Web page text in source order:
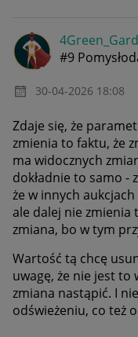
#9
‎30-04-2026 18:08
Zdaje się, że
zmienia to faktu, że
ma widocznych
dokładnie to samo -
że w innych
ale dalej nie zmienia
zmiana, bo w tym
Wartość tą chcę
uwagę, że nie jest
zmiana nastąpić. I
odświeżeniu, co też